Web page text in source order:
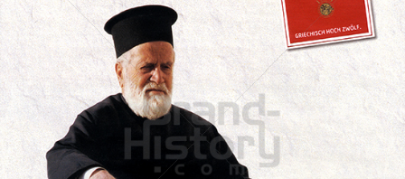
OUZO 12 OUZO 12 2002